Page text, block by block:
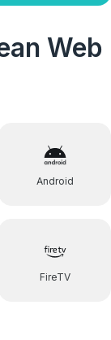
Web
Android
FireTV